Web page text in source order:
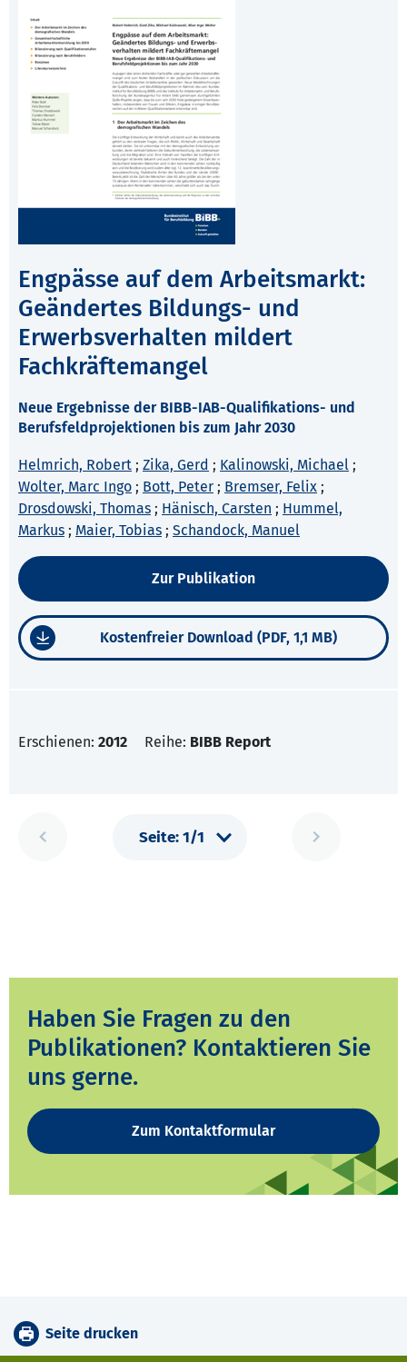
Engpässe auf dem Arbeitsmarkt:
Geändertes Bildungs- und
Erwerbsverhalten mildert
Fachkräftemangel
Neue Ergebnisse der BIBB-IAB-Qualifikations- und
Berufsfeldprojektionen bis zum Jahr 2030
Helmrich, Robert ; Zika, Gerd ; Kalinowski, Michael ;
Wolter, Marc Ingo ; Bott, Peter ; Bremser, Felix ;
Drosdowski, Thomas ; Hänisch, Carsten ; Hummel,
Markus ; Maier, Tobias ; Schandock, Manuel
Zur Publikation
Kostenfreier Download (PDF, 1,1 MB)
Erschienen: 2012 Reihe: BIBB Report
Haben Sie Fragen zu den
Publikationen? Kontaktieren Sie
uns gerne.
Zum Kontaktformular
Seite drucken